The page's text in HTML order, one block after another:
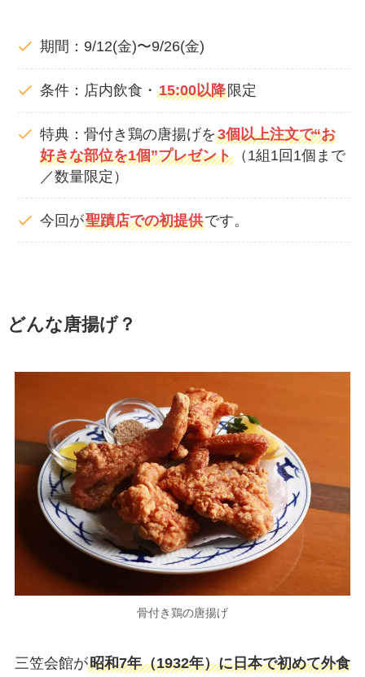
期間：9/12(金)〜9/26(金)
条件：店内飲食・15:00以降 限定
特典：骨付き鶏の唐揚げを3個以上注文で“お
好きな部位を1個”プレゼント （1組1回1個まで
／数量限定）
今回が聖蹟店での初提供です。
どんな唐揚げ？
骨付き鶏の唐揚げ
三笠会館が昭和7年（1932年）に日本で初めて外食